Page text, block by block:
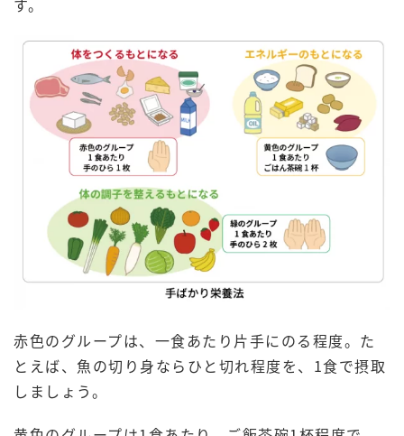
す。
赤色のグループは、一食あたり片手にのる程度。た
とえば、魚の切り身ならひと切れ程度を、1食で摂取
しましょう。